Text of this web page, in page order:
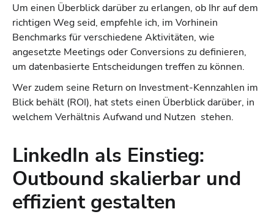
Um einen Überblick darüber zu erlangen, ob Ihr auf dem
richtigen Weg seid, empfehle ich, im Vorhinein
Benchmarks für verschiedene Aktivitäten, wie
angesetzte Meetings oder Conversions zu definieren,
um datenbasierte Entscheidungen treffen zu können.
Wer zudem seine Return on Investment-Kennzahlen im
Blick behält (ROI), hat stets einen Überblick darüber, in
welchem Verhältnis Aufwand und Nutzen stehen.
LinkedIn als Einstieg:
Outbound skalierbar und
effizient gestalten